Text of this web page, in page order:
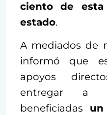
ciento de
estado.
A mediados de
informó que
apoyos
entregar a
beneficiadas